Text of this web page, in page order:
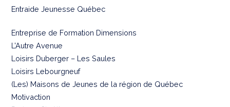
Entraide Jeunesse Québec
Entreprise de Formation Dimensions
L’Autre Avenue
Loisirs Duberger – Les Saules
Loisirs Lebourgneuf
(Les) Maisons de Jeunes de la région de Québec
Motivaction